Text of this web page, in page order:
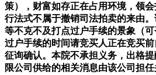
策），财富如存正在占用环境，领
行法式不属于撤销司法拍卖的来由
等不克不及打点过户手续的景象（
过户手续的时间请竞买人正在竞买
征询确认。本院不承担义务，出格
限公司供给的相关消息由该公司担任